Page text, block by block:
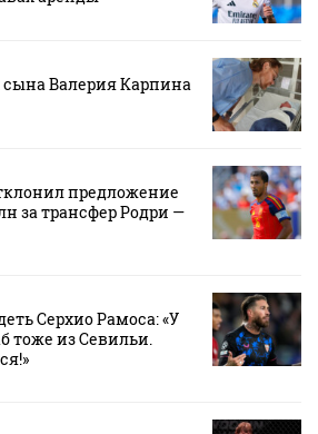
Валерия Карпина
предложение
за трансфер Родри —
Серхио Рамоса: «У
тоже из Севильи.